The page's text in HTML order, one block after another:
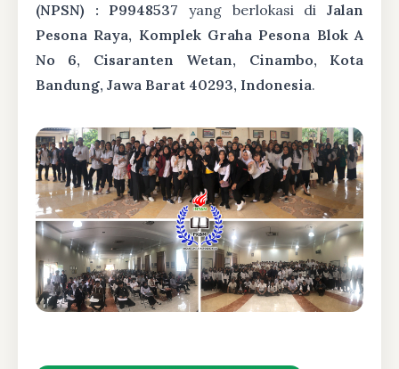
(NPSN) : P9948537 yang berlokasi diJalan
Pesona Raya, Komplek Graha Pesona Blok A
No 6, Cisaranten Wetan, Cinambo, Kota
Bandung, Jawa Barat 40293, Indonesia.